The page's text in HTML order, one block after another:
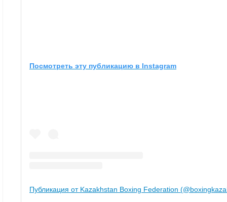
Посмотреть эту публикацию в Instagram
Публикация от Kazakhstan Boxing Federation